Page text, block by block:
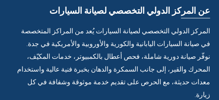
عن المركز الدولي التخصصي لصيانة السيارات
المركز الدولي التخصصي لصيانة السيارات يُعد من المراكز المتخصصة
في صيانة السيارات اليابانية والكورية والأوروبية والأمريكية في جدة.
نوفّر صيانة دورية شاملة، فحص أعطال بالكمبيوتر، خدمات المكيّف،
المحرك والقير، إلى جانب السمكرة والدهان بخبرة فنية عالية واستخدام
معدات حديثة، مع الحرص على تقديم خدمة موثوقة وشفافة في كل
زيارة.